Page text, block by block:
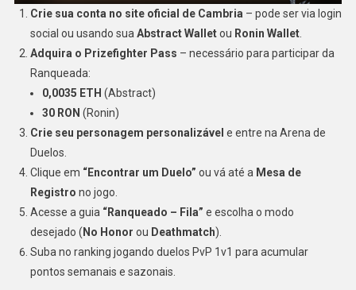
Crie sua conta no site oficial de Cambria – pode ser via login
social ou usando sua Abstract Walletou Ronin Wallet.
Adquira o Prizefighter Pass – necessário para participar da
Ranqueada:
0,0035 ETH (Abstract)
30 RON (Ronin)
Crie seu personagem personalizável e entre na Arena de
Duelos.
Clique em “Encontrar um Duelo” ou vá até a Mesa de
Registro no jogo.
Acesse a guia “Ranqueado – Fila” e escolha o modo
desejado (No Honor ou Deathmatch).
Suba no ranking jogando duelos PvP 1v1 para acumular
pontos semanais e sazonais.